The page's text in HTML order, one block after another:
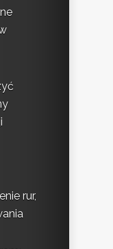
rur,